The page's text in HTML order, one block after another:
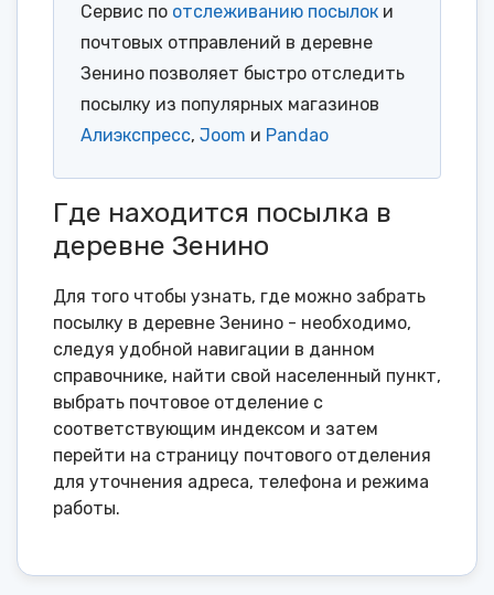
Сервис по отслеживанию посылок и
почтовых отправлений в деревне
Зенино позволяет быстро отследить
посылку из популярных магазинов
Алиэкспресс, Joom и Pandao
Где находится посылка в
деревне Зенино
Для того чтобы узнать, где можно забрать
посылку в деревне Зенино - необходимо,
следуя удобной навигации в данном
справочнике, найти свой населенный пункт,
выбрать почтовое отделение с
соответствующим индексом и затем
перейти на страницу почтового отделения
для уточнения адреса, телефона и режима
работы.